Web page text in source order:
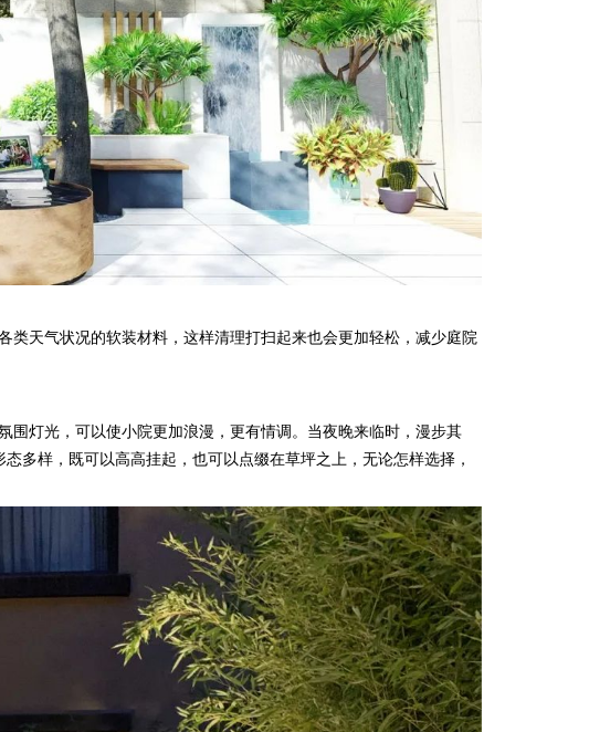
类天气状况的软装材料，这样清理打扫起来也会更加轻松，减少庭院
围灯光，可以使小院更加浪漫，更有情调。当夜晚来临时，漫步其
多样，既可以高高挂起，也可以点缀在草坪之上，无论怎样选择，